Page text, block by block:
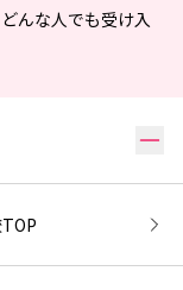
んな人でも受け入
リ
TOP